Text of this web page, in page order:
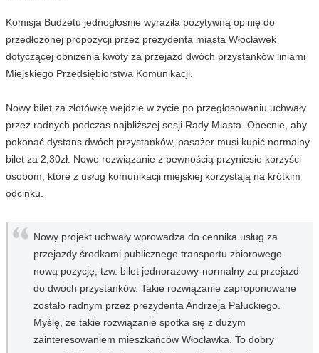
Komisja Budżetu jednogłośnie wyraziła pozytywną opinię do
przedłożonej propozycji przez prezydenta miasta Włocławek
dotyczącej obniżenia kwoty za przejazd dwóch przystanków liniami
Miejskiego Przedsiębiorstwa Komunikacji.
Nowy bilet za złotówkę wejdzie w życie po przegłosowaniu uchwały
przez radnych podczas najbliższej sesji Rady Miasta. Obecnie, aby
pokonać dystans dwóch przystanków, pasażer musi kupić normalny
bilet za 2,30zł. Nowe rozwiązanie z pewnością przyniesie korzyści
osobom, które z usług komunikacji miejskiej korzystają na krótkim
odcinku.
Nowy projekt uchwały wprowadza do cennika usług za
przejazdy środkami publicznego transportu zbiorowego
nową pozycję, tzw. bilet jednorazowy-normalny za przejazd
do dwóch przystanków. Takie rozwiązanie zaproponowane
zostało radnym przez prezydenta Andrzeja Pałuckiego.
Myślę, że takie rozwiązanie spotka się z dużym
zainteresowaniem mieszkańców Włocławka. To dobry